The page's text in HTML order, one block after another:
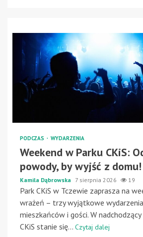
PODCZAS WYDARZENIA
Weekend w Parku CKiS:
powody, by wyjść z domu!
Kamila Dąbrowska 7 sierpnia 2026 19
Park CKiS w Tczewie zaprasza na
wrażeń – trzy wyjątkowe
mieszkańców i gości. W
CKiS stanie się... Czytaj dalej